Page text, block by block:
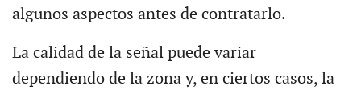
algunos aspectos antes de contratarlo.
La calidad de la señal puede variar
dependiendo de la zona y, en ciertos casos, la